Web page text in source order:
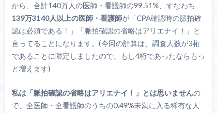
から、合計140万人の医師・看護師の99.51%、すなわち
139万3140人以上の医師・看護師が「CPA確認時の脈拍確
認は必須である！」「脈拍確認の省略はアリエナイ！」と
言ってることになります。(今回の計算は、調査人数が3桁
であることに限定しましたので、もし4桁であったならもっ
と増えます)
私は「脈拍確認の省略はアリエナイ！」とは思いませんの
で、全医師・全看護師のうちの0.49%未満に入る稀有な人